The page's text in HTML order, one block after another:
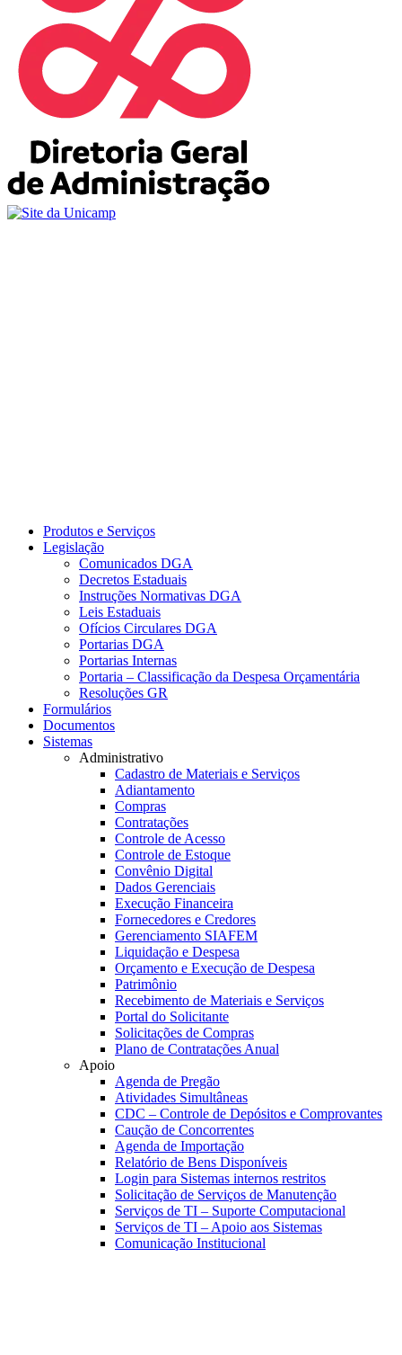
Produtos e Serviços
Legislação
Comunicados DGA
Decretos Estaduais
Instruções Normativas DGA
Leis Estaduais
Ofícios Circulares DGA
Portarias DGA
Portarias Internas
Portaria – Classificação da Despesa Orçamentária
Resoluções GR
Formulários
Documentos
Sistemas
Administrativo
Cadastro de Materiais e Serviços
Adiantamento
Compras
Contratações
Controle de Acesso
Controle de Estoque
Convênio Digital
Dados Gerenciais
Execução Financeira
Fornecedores e Credores
Gerenciamento SIAFEM
Liquidação e Despesa
Orçamento e Execução de Despesa
Patrimônio
Recebimento de Materiais e Serviços
Portal do Solicitante
Solicitações de Compras
Plano de Contratações Anual
Apoio
Agenda de Pregão
Atividades Simultâneas
CDC – Controle de Depósitos e Comprovantes
Caução de Concorrentes
Agenda de Importação
Relatório de Bens Disponíveis
Login para Sistemas internos restritos
Solicitação de Serviços de Manutenção
Serviços de TI – Suporte Computacional
Serviços de TI – Apoio aos Sistemas
Comunicação Institucional